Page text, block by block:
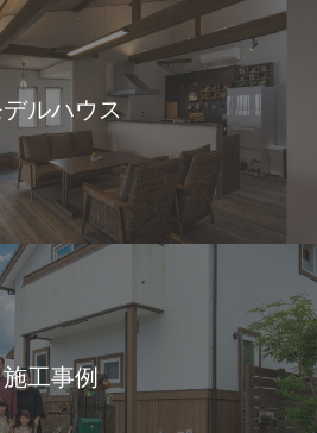
ルハウス
施工事例